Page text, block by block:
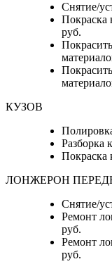
Снятие/
Покраска
руб.
КУЗОВ
Разборка
Покраска
ЛОНЖЕРОН
Снятие/
Ремонт
руб.
Ремонт
руб.